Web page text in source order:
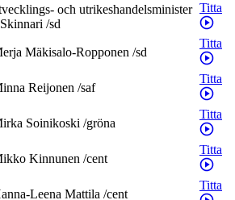
och utrikeshandelsminister
Skinnari /sd
Titta
Mäkisalo-Ropponen /sd
Titta
Reijonen /saf
Titta
Soinikoski /gröna
Titta
Kinnunen /cent
Titta
Leena Mattila /cent
Titta